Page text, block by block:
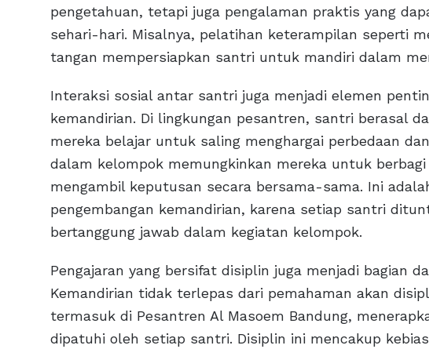
pengetahuan, tetapi juga pengalaman praktis yang
sehari-hari. Misalnya, pelatihan keterampilan seperti
tangan mempersiapkan santri untuk mandiri dalam
Interaksi sosial antar santri juga menjadi elemen
kemandirian. Di lingkungan pesantren, santri berasal
mereka belajar untuk saling menghargai perbedaan
dalam kelompok memungkinkan mereka untuk
mengambil keputusan secara bersama-sama. Ini
pengembangan kemandirian, karena setiap santri
bertanggung jawab dalam kegiatan kelompok.
Pengajaran yang bersifat disiplin juga menjadi bagian
Kemandirian tidak terlepas dari pemahaman akan
termasuk di Pesantren Al Masoem Bandung,
dipatuhi oleh setiap santri. Disiplin ini mencakup